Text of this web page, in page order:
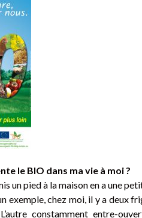
le BIO dans ma vie à moi ?
un pied à la maison en a une
exemple, chez moi, il y a deux
constamment entre-